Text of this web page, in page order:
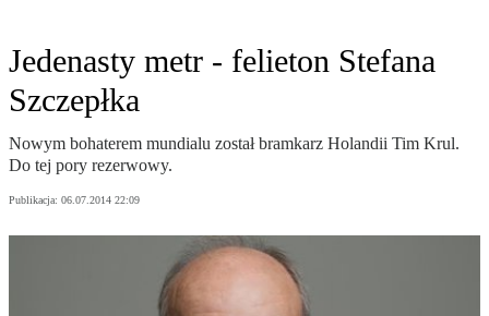
Jedenasty metr - felieton Stefana
Szczepłka
Nowym bohaterem mundialu został bramkarz Holandii Tim Krul.
Do tej pory rezerwowy.
Publikacja: 06.07.2014 22:09